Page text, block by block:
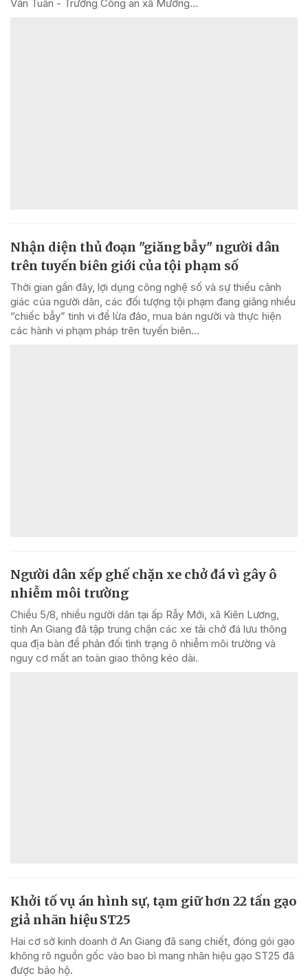
Văn Tuân - Trưởng Công an xã Mường...
Nhận diện thủ đoạn "giăng bẫy" người dân
trên tuyến biên giới của tội phạm số
Thời gian gần đây, lợi dụng công nghệ số và sự thiếu cảnh
giác của người dân, các đối tượng tội phạm đang giăng nhiều
“chiếc bẫy” tinh vi để lừa đảo, mua bán người và thực hiện
các hành vi phạm pháp trên tuyến biên...
Người dân xếp ghế chặn xe chở đá vì gây ô
nhiễm môi trường
Chiều 5/8, nhiều người dân tại ấp Rẫy Mới, xã Kiên Lương,
tỉnh An Giang đã tập trung chặn các xe tải chở đá lưu thông
qua địa bàn để phản đối tình trạng ô nhiễm môi trường và
nguy cơ mất an toàn giao thông kéo dài.
Khởi tố vụ án hình sự, tạm giữ hơn 22 tấn gạo
giả nhãn hiệu ST25
Hai cơ sở kinh doanh ở An Giang đã sang chiết, đóng gói gạo
không rõ nguồn gốc vào bao bì mang nhãn hiệu gạo ST25 đã
được bảo hộ.